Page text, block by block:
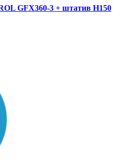
GFX360-3 + штатив Н150